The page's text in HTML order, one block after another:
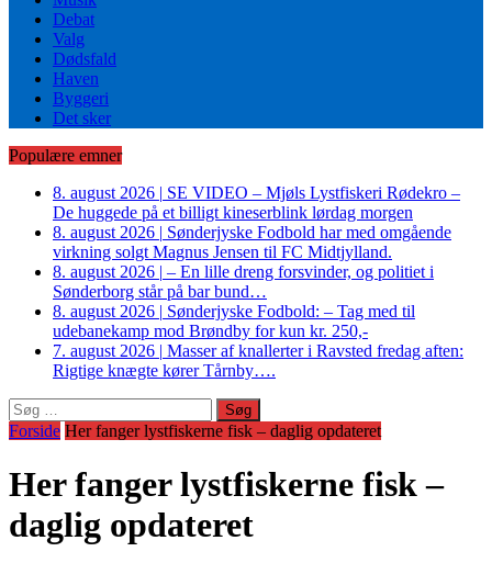
Debat
Valg
Dødsfald
Haven
Byggeri
Det sker
Populære emner
8. august 2026 | SE VIDEO – Mjøls Lystfiskeri Rødekro –
De huggede på et billigt kineserblink lørdag morgen
8. august 2026 | Sønderjyske Fodbold har med omgående
virkning solgt Magnus Jensen til FC Midtjylland.
8. august 2026 | – En lille dreng forsvinder, og politiet i
Sønderborg står på bar bund…
8. august 2026 | Sønderjyske Fodbold: – Tag med til
udebanekamp mod Brøndby for kun kr. 250,-
7. august 2026 | Masser af knallerter i Ravsted fredag aften:
Rigtige knægte kører Tårnby….
Søg
efter:
Forside Her fanger lystfiskerne fisk – daglig opdateret
Her fanger lystfiskerne fisk –
daglig opdateret